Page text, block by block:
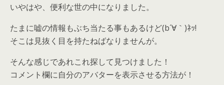
いやはや、便利な世の中になりました。
たまに嘘の情報もぶち当たる事もあるけど(b´∀｀)ﾈｯ!
そこは見抜く目を持たねばなりませんが。
そんな感じであれこれ探して見つけました！
コメント欄に自分のアバターを表示させる方法が！